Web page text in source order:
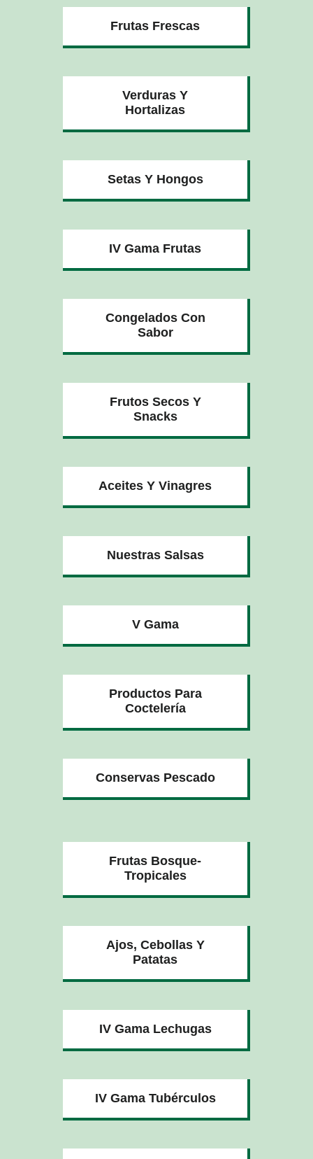
Frutas Frescas
Verduras Y
Hortalizas
Setas Y Hongos
IV Gama Frutas
Congelados Con
Sabor
Frutos Secos Y
Snacks
Aceites Y Vinagres
Nuestras Salsas
V Gama
Productos Para
Coctelería
Conservas Pescado
Frutas Bosque-
Tropicales
Ajos, Cebollas Y
Patatas
IV Gama Lechugas
IV Gama Tubérculos